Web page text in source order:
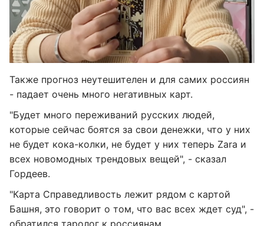
Также прогноз неутешителен и для самих россиян
- падает очень много негативных карт.
"Будет много переживаний русских людей,
которые сейчас боятся за свои денежки, что у них
не будет кока-колки, не будет у них теперь Zara и
всех новомодных трендовых вещей", - сказал
Гордеев.
"Карта Справедливость лежит рядом с картой
Башня, это говорит о том, что вас всех ждет суд", -
обратился таролог к россиянам.